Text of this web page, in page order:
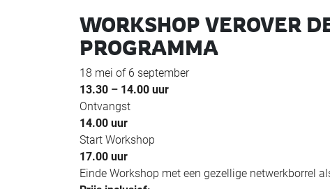
WORKSHOP VEROVER
PROGRAMMA
18 mei of 6 september
13.30 – 14.00 uur
Ontvangst
14.00 uur
Start Workshop
17.00 uur
Einde Workshop met een gezellige netwerkborrel